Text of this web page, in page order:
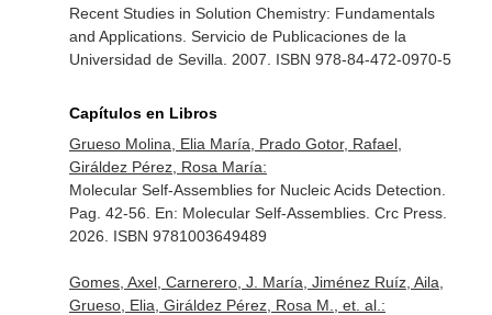
Recent Studies in Solution Chemistry: Fundamentals
and Applications. Servicio de Publicaciones de la
Universidad de Sevilla. 2007. ISBN 978-84-472-0970-5
Capítulos en Libros
Grueso Molina, Elia María, Prado Gotor, Rafael,
Giráldez Pérez, Rosa María:
Molecular Self-Assemblies for Nucleic Acids Detection.
Pag. 42-56. En: Molecular Self-Assemblies. Crc Press.
2026. ISBN 9781003649489
Gomes, Axel, Carnerero, J. María, Jiménez Ruíz, Aila,
Grueso, Elia, Giráldez Pérez, Rosa M., et. al.: